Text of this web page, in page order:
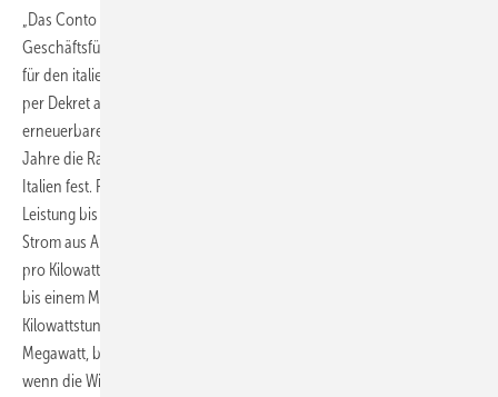
„Das Conto Energia gilt nur für Solaranlagen“, erklärt Andreas Lutz,
Geschäftsführer von New Energy Projects in München und Fachmann
für den italienischen Markt. „Aber schon am 6. Juli hat die Regierung
per Dekret auch die Förderung für die anderen Technologien der
erneuerbaren Energien erlassen.“ Damit stehen für die nächsten
Jahre die Rahmenbedingungen für die erneuerbaren Energien in
Italien fest. Für Strom aus einer Onshorewindkraftanlage mit einer
Leistung bis 20 Kilowatt zahlt die GSE 29,1 Cent pro Kilowattstunde.
Strom aus Anlagen zwischen 20 und 200 Kilowatt wird mit 26.8 Cent
pro Kilowattstunde vergütet. Betreiber von Anlagen mit einer Leistung
bis einem Megawatt bekommen 14,9 Cent für jede eingespeisete
Kilowattstunde vergütet. Hat die Anlage eine Leistung bis fünf
Megawatt, bekommt der Betreiber 13,5 Cent pro Kilowattstunde und
wenn die Windkraftanlage eine Leistung von mehr als fünf Megawatt